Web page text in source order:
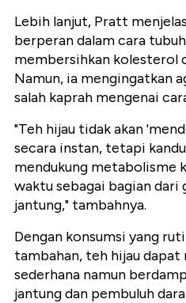
Lebih lanjut, Pratt
berperan dalam cara
membersihkan kolesterol
Namun, ia mengingatkan
salah kaprah mengenai
"Teh hijau tidak akan
secara instan, tetapi
mendukung metabolisme
waktu sebagai bagian dari
jantung," tambahnya.
Dengan konsumsi yang
tambahan, teh hijau dapat
sederhana namun
jantung dan pembuluh